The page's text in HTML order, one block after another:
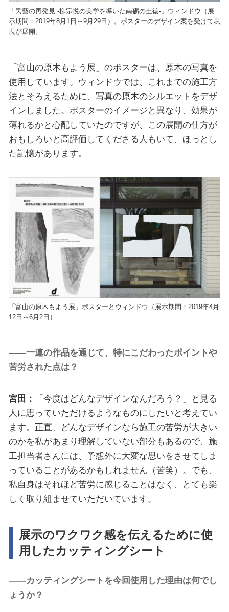
「民藝の再発見 -柳宗悦の美学を導いた南砺の土徳-」ウィンドウ（展
示期間：2019年8月1日～9月29日）。ポスターのデザイン案を受けて表
現が展開。
「富山の原木もよう展」のポスターは、原木の写真を
使用しています。ウィンドウでは、これまでの施工方
法とそろえるために、写真の原木のシルエットをデザ
インしました。ポスターのイメージと異なり、効果が
薄れるかと心配していたのですが、この展開の仕方が
おもしろいと高評価してくださる人もいて、ほっとし
た記憶があります。
「富山の原木もよう展」ポスターとウィンドウ（展示期間：2019年4月
12日～6月2日）
――一連の作品を通じて、特にこだわったポイントや
苦労された点は？
宮田：
「今度はどんなデザインなんだろう？」と見る
人に思っていただけるようなものにしたいと考えてい
ます。正直、どんなデザインなら施工の苦労が大きい
のかを私があまり理解していない部分もあるので、施
工担当者さんには、予想外に大変な思いをさせてしま
っていることがあるかもしれません（苦笑）。でも、
私自身はそれほど苦労に感じることはなく、とても楽
しく取り組ませていただいています。
展示のワクワク感を伝えるために使
用したカッティングシート
――カッティングシートを今回使用した理由は何でし
ょうか？